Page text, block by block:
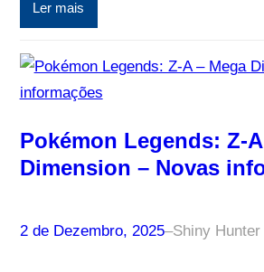
Ler mais
Pokémon Legends: Z-
Dimension – Novas
2 de Dezembro, 2025–Shiny Hunter